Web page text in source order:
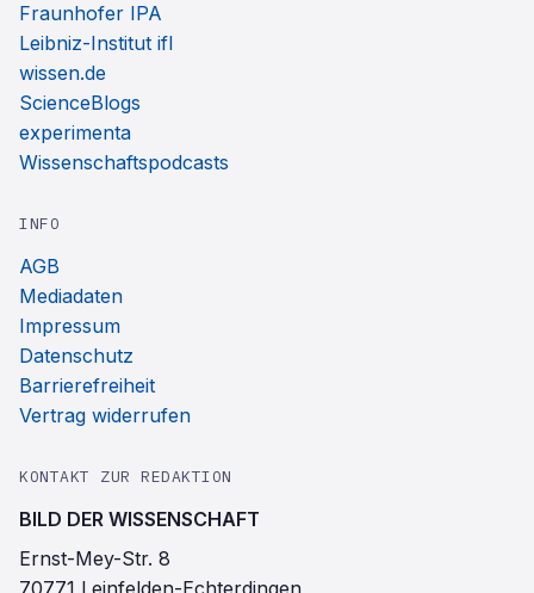
Fraunhofer IPA
Leibniz-Institut ifl
wissen.de
ScienceBlogs
experimenta
Wissenschaftspodcasts
INFO
AGB
Mediadaten
Impressum
Datenschutz
Barrierefreiheit
Vertrag widerrufen
KONTAKT ZUR REDAKTION
BILD DER WISSENSCHAFT
Ernst-Mey-Str. 8
70771 Leinfelden-Echterdingen